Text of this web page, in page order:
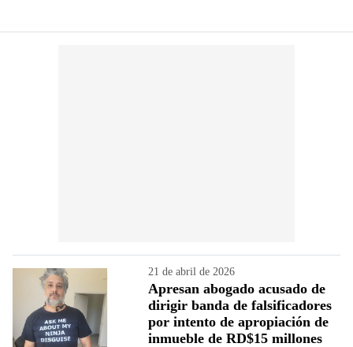
21 de abril de 2026
Apresan abogado acusado de
dirigir banda de falsificadores
por intento de apropiación de
inmueble de RD$15 millones